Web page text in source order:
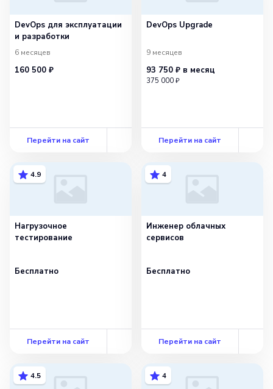
DevOps для эксплуатации
и разработки
6 месяцев
160 500 ₽
Перейти на сайт
DevOps Upgrade
9 месяцев
93 750 ₽ в месяц
375 000 ₽
Перейти на сайт
4.9
Нагрузочное
тестирование
Бесплатно
Перейти на сайт
4
Инженер облачных
сервисов
Бесплатно
Перейти на сайт
4.5 4